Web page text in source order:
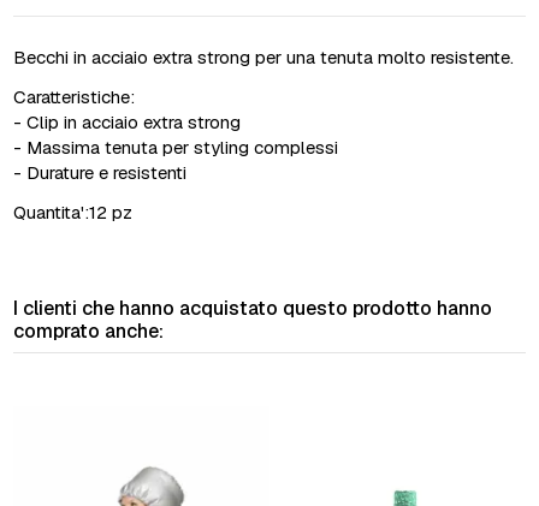
Becchi in acciaio extra strong per una tenuta molto resistente.
Caratteristiche:
- Clip in acciaio extra strong
- Massima tenuta per styling complessi
- Durature e resistenti
Quantita':12 pz
I clienti che hanno acquistato questo prodotto hanno
comprato anche: